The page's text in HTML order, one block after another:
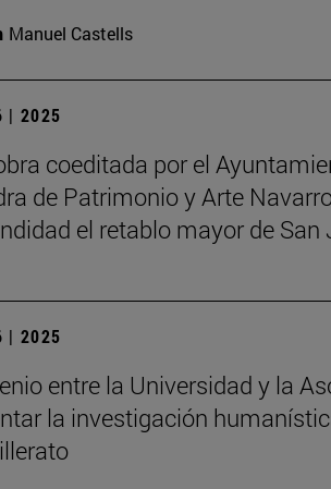
Manuel Castells
| 2025
coeditada por el
de Patrimonio y Arte
el retablo mayor de
| 2025
entre la Universidad y la
la investigación